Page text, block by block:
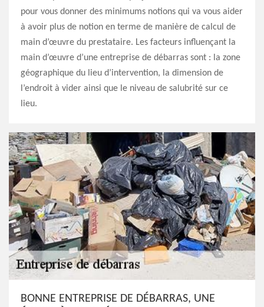
pour vous donner des minimums notions qui va vous aider
à avoir plus de notion en terme de manière de calcul de
main d’œuvre du prestataire. Les facteurs influençant la
main d’œuvre d’une entreprise de débarras sont : la zone
géographique du lieu d’intervention, la dimension de
l’endroit à vider ainsi que le niveau de salubrité sur ce
lieu.
BONNE ENTREPRISE DE DÉBARRAS, UNE